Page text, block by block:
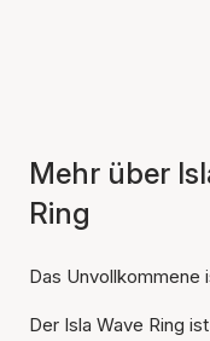
Mehr über
Ring
Das Unvollkommene
Der Isla Wave Ring